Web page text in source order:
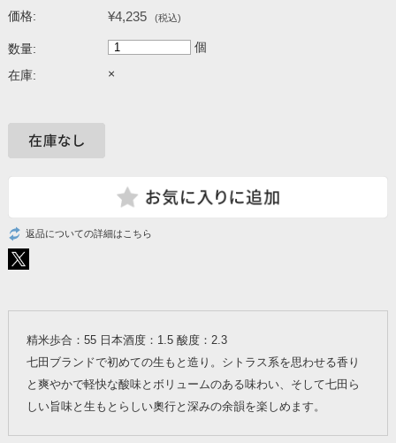
価格: ¥4,235 (税込)
数量: 個
在庫: ×
返品についての詳細はこちら
精米歩合：55 日本酒度：1.5 酸度：2.3
七田ブランドで初めての生もと造り。シトラス系を思わせる香り
と爽やかで軽快な酸味とボリュームのある味わい、そして七田ら
しい旨味と生もとらしい奧行と深みの余韻を楽しめます。